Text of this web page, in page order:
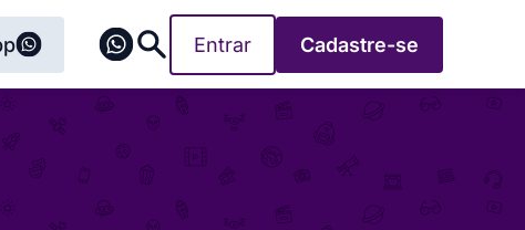
Entrar Cadastre-se